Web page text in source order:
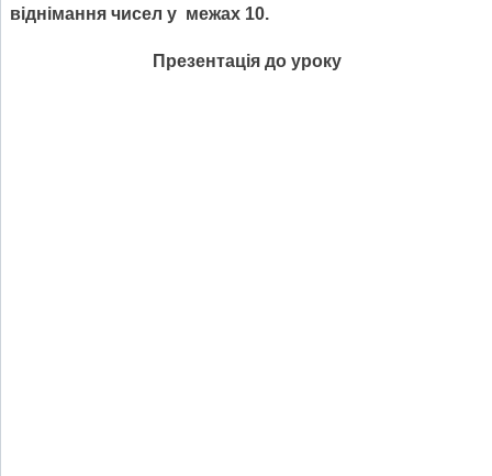
віднімання чисел у межах 10.
Презентація до уроку